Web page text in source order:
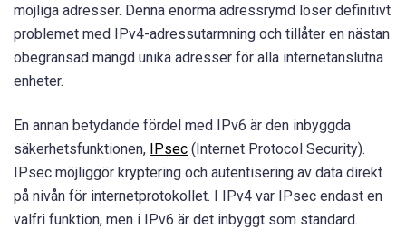
möjliga adresser. Denna enorma adressrymd löser definitivt
problemet med IPv4-adressutarmning och tillåter en nästan
obegränsad mängd unika adresser för alla internetanslutna
enheter.
En annan betydande fördel med IPv6 är den inbyggda
säkerhetsfunktionen, IPsec (Internet Protocol Security).
IPsec möjliggör kryptering och autentisering av data direkt
på nivån för internetprotokollet. I IPv4 var IPsec endast en
valfri funktion, men i IPv6 är det inbyggt som standard.